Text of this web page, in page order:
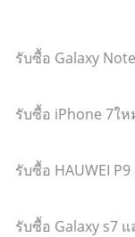
รับซื้อ Galaxy
รับซื้อ iPhone 7ให
รับซื้อ HAUWEI
รับซื้อ Galaxy s7